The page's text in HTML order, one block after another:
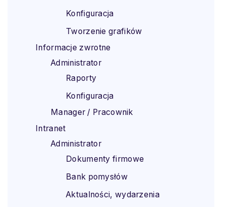
Konfiguracja
Tworzenie grafików
Informacje zwrotne
Administrator
Raporty
Konfiguracja
Manager / Pracownik
Intranet
Administrator
Dokumenty firmowe
Bank pomysłów
Aktualności, wydarzenia